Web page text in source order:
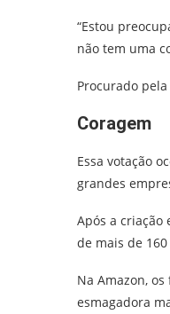
“Estou
não tem uma
Procurado
Coragem
Essa votação
grandes
Após a criação
de mais de
Na Amazon,
esmagadora